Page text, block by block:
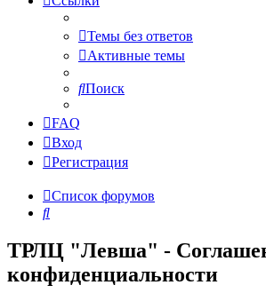
Темы без ответов
Активные темы
Поиск
FAQ
Вход
Регистрация
Список форумов
Поиск
ТРЛЦ "Левша" -
конфиденциальности